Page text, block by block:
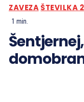
ZAVEZAŠTEVILKA
1 min.